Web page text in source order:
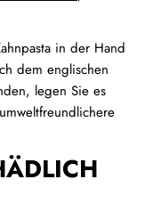
in der Hand
dem englischen
legen Sie es